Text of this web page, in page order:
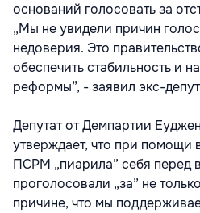
оснований голосовать за
„Мы не увидели причин
недоверия. Это
обеспечить стабильность и
реформы”, - заявил экс-
Депутат от Демпартии
утверждает, что при помощи
ПСРМ „пиарила” себя перед
проголосовали „за” не
причине, что мы